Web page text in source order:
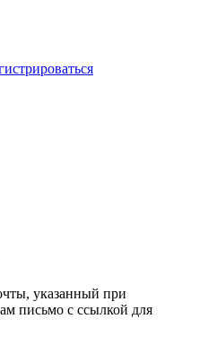
указанный при
письмо с ссылкой для